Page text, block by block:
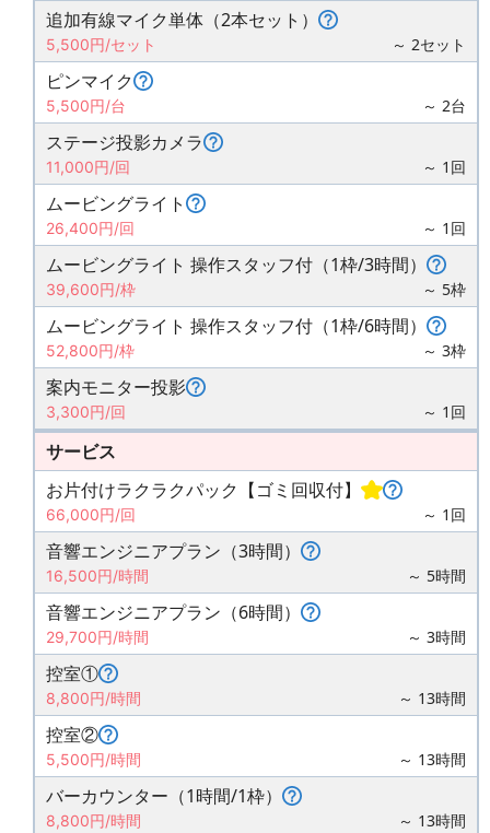
追加有線マイク単体（2本セット）
5,500円/セット ～ 2セット
ピンマイク
5,500円/台 ～ 2台
ステージ投影カメラ
11,000円/回 ～ 1回
ムービングライト
26,400円/回 ～ 1回
ムービングライト 操作スタッフ付（1枠/3時間）
39,600円/枠 ～ 5枠
ムービングライト 操作スタッフ付（1枠/6時間）
52,800円/枠 ～ 3枠
案内モニター投影
3,300円/回 ～ 1回
サービス
お片付けラクラクパック【ゴミ回収付】
66,000円/回 ～ 1回
音響エンジニアプラン（3時間）
16,500円/時間 ～ 5時間
音響エンジニアプラン（6時間）
29,700円/時間 ～ 3時間
控室①
8,800円/時間 ～ 13時間
控室②
5,500円/時間 ～ 13時間
バーカウンター（1時間/1枠）
8,800円/時間 ～ 13時間